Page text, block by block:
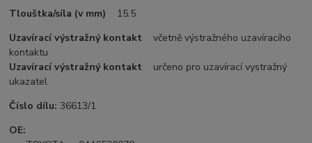
Tlouštka/síla (v mm)
15.5
Uzavírací výstražný kontaktvčetně výstražného uzavíracího
kontaktu
Uzavírací výstražný kontakt určeno pro uzavírací vystražný
ukazatel
Číslo dílu: 36613/1
OE: